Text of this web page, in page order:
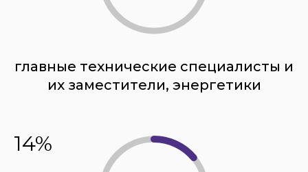
главные технические специалисты и
их заместители, энергетики
14%